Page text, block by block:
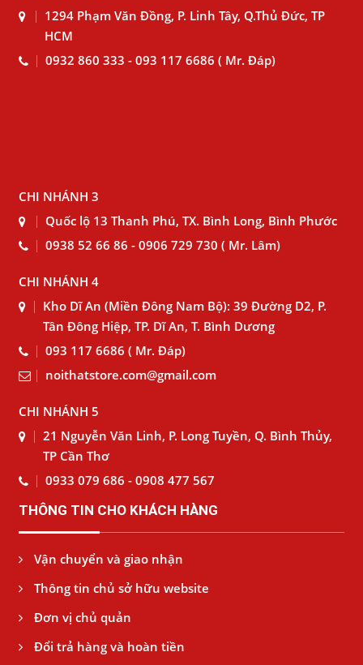
1294 Phạm Văn Đồng, P. Linh Tây, Q.Thủ Đức, TP
HCM
0932 860 333 - 093 117 6686 ( Mr. Đáp)
CHI NHÁNH 3
Quốc lộ 13 Thanh Phú, TX. Bình Long, Bình Phước
0938 52 66 86 - 0906 729 730 ( Mr. Lâm)
CHI NHÁNH 4
Kho Dĩ An (Miền Đông Nam Bộ): 39 Đường D2, P.
Tân Đông Hiệp, TP. Dĩ An, T. Bình Dương
093 117 6686 ( Mr. Đáp)
noithatstore.com@gmail.com
CHI NHÁNH 5
21 Nguyễn Văn Linh, P. Long Tuyền, Q. Bình Thủy,
TP Cần Thơ
0933 079 686 - 0908 477 567
THÔNG TIN CHO KHÁCH HÀNG
Vận chuyển và giao nhận
Thông tin chủ sở hữu website
Đơn vị chủ quản
Đổi trả hàng và hoàn tiền